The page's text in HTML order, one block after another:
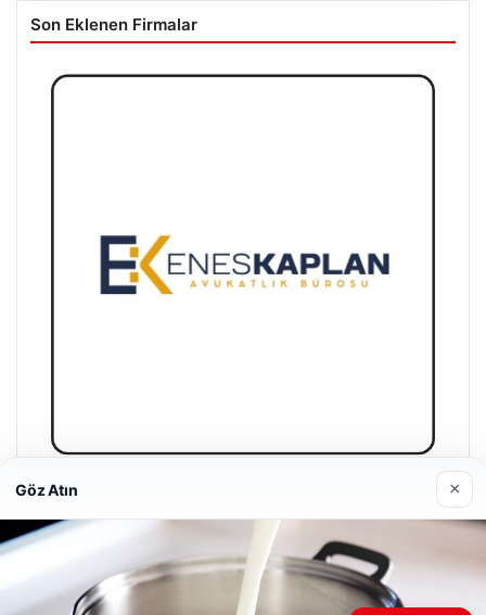
Son Eklenen Firmalar
Enes Kaplan Avukatlık Bürosu
28/04/2026
Göz Atın ×